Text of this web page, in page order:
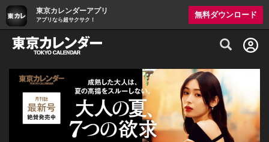
東京カレンダーアプリ
アプリなら超サクサク！
無料ダウンロード
グルメ情報・プレミアムレストラン予約